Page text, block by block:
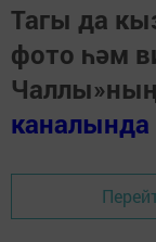
Тагы да
фото һәм
каналында